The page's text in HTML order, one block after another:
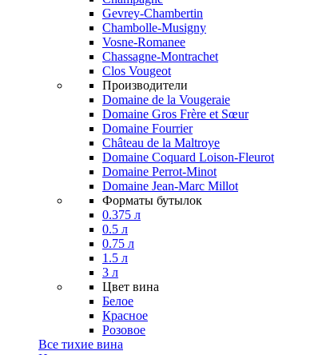
Gevrey-Chambertin
Chambolle-Musigny
Vosne-Romanee
Chassagne-Montrachet
Clos Vougeot
Производители
Domaine de la Vougeraie
Domaine Gros Frère et Sœur
Domaine Fourrier
Château de la Maltroye
Domaine Coquard Loison-Fleurot
Domaine Perrot-Minot
Domaine Jean-Marc Millot
Форматы бутылок
0.375 л
0.5 л
0.75 л
1.5 л
3 л
Цвет вина
Белое
Красное
Розовое
Все тихие вина